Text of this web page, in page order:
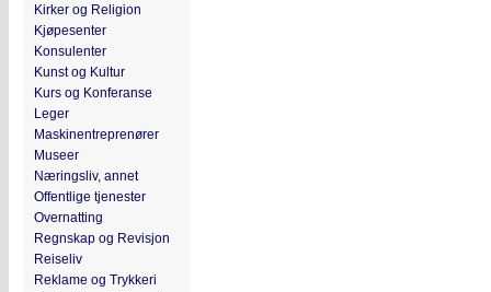
Kirker og Religion
Kjøpesenter
Konsulenter
Kunst og Kultur
Kurs og Konferanse
Leger
Maskinentreprenører
Museer
Næringsliv, annet
Offentlige tjenester
Overnatting
Regnskap og Revisjon
Reiseliv
Reklame og Trykkeri